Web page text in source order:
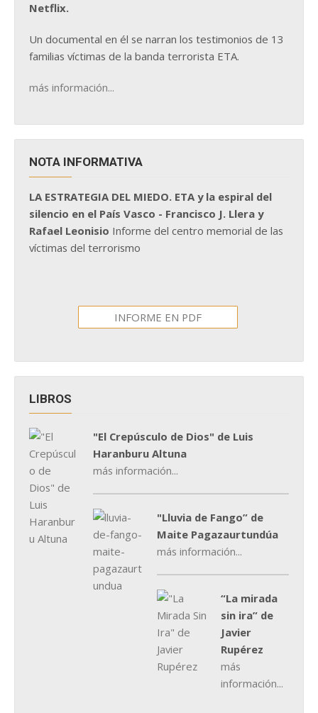
Netflix.
Un documental en él se narran los testimonios de 13
familias víctimas de la banda terrorista ETA.
más información...
NOTA INFORMATIVA
LA ESTRATEGIA DEL MIEDO. ETA y la espiral del
silencio en el País Vasco - Francisco J. Llera y
Rafael Leonisio Informe del centro memorial de las
víctimas del terrorismo
INFORME EN PDF
LIBROS
"El Crepúsculo de Dios" de Luis
Haranburu Altuna
más información...
"Lluvia de Fango” de
Maite Pagazaurtundúa
más información...
“La mirada
sin ira” de
Javier
Rupérez
más
información...